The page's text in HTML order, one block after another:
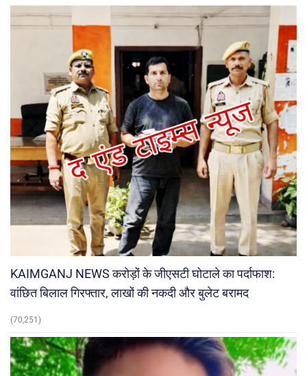
KAIMGANJ NEWS करोड़ों के जीएसटी घोटाले का पर्दाफाश:
वांछित बिलाल गिरफ्तार, लाखों की नकदी और बुलेट बरामद
(70,251)